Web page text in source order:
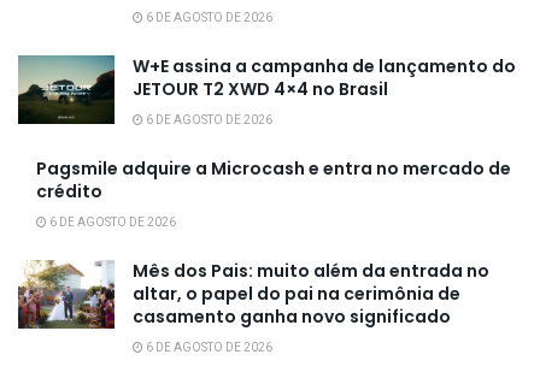
6 DE AGOSTO DE 2026
W+E assina a campanha de lançamento do
JETOUR T2 XWD 4×4 no Brasil
6 DE AGOSTO DE 2026
Pagsmile adquire a Microcash e entra no mercado de
crédito
6 DE AGOSTO DE 2026
Mês dos Pais: muito além da entrada no
altar, o papel do pai na cerimônia de
casamento ganha novo significado
6 DE AGOSTO DE 2026